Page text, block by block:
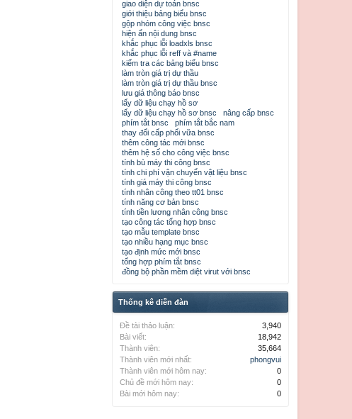
giao diện dự toán bnsc
giới thiệu bảng biểu bnsc
gộp nhóm công việc bnsc
hiện ẩn nội dung bnsc
khắc phục lỗi loadxls bnsc
khắc phục lỗi reff và #name
kiểm tra các bảng biểu bnsc
làm tròn giá trị dự thầu
làm tròn giá trị dự thầu bnsc
lưu giá thông báo bnsc
lấy dữ liệu chạy hồ sơ
lấy dữ liệu chạy hồ sơ bnsc
nâng cấp bnsc
phím tắt bnsc
phím tắt bắc nam
thay đổi cấp phối vữa bnsc
thêm công tác mới bnsc
thêm hệ số cho công việc bnsc
tính bù máy thi công bnsc
tính chi phí vận chuyển vật liệu bnsc
tính giá máy thi công bnsc
tính nhân công theo tt01 bnsc
tính năng cơ bản bnsc
tính tiền lương nhân công bnsc
tạo công tác tổng hợp bnsc
tạo mẫu template bnsc
tạo nhiều hạng mục bnsc
tạo định mức mới bnsc
tổng hợp phím tắt bnsc
đồng bộ phần mềm diệt virut với bnsc
Thống kê diễn đàn
Đề tài thảo luận:
3,940
Bài viết:
18,942
Thành viên:
35,664
Thành viên mới nhất:
phongvui
Thành viên mới hôm nay:
0
Chủ đề mới hôm nay:
0
Bài mới hôm nay:
0